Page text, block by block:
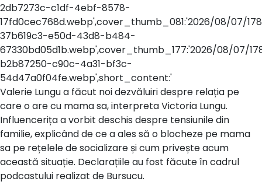
2db7273c-c1df-4ebf-8578-
17fd0cec768d.webp',cover_thumb_081:'2026/08/07/
37b619c3-e50d-43d8-b484-
67330bd05d1b.webp',cover_thumb_177:'2026/08/07/
b2b87250-c90c-4a31-bf3c-
54d47a0f04fe.webp',short_content:'
Valerie Lungu a făcut noi dezvăluiri despre relația pe
care o are cu mama sa, interpreta Victoria Lungu.
Influencerița a vorbit deschis despre tensiunile din
familie, explicând de ce a ales să o blocheze pe mama
sa pe rețelele de socializare și cum privește acum
această situație. Declarațiile au fost făcute în cadrul
podcastului realizat de Bursucu.